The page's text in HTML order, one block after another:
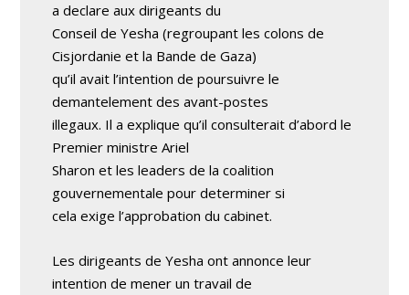
a declare aux dirigeants du
Conseil de Yesha (regroupant les colons de
Cisjordanie et la Bande de Gaza)
qu’il avait l’intention de poursuivre le
demantelement des avant-postes
illegaux. Il a explique qu’il consulterait d’abord le
Premier ministre Ariel
Sharon et les leaders de la coalition
gouvernementale pour determiner si
cela exige l’approbation du cabinet.
Les dirigeants de Yesha ont annonce leur
intention de mener un travail de